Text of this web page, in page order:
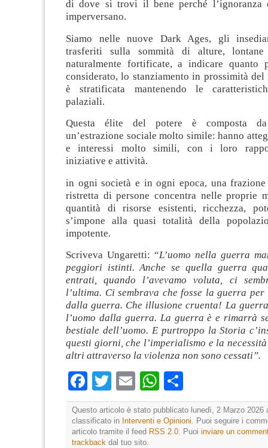
di dove si trovi il bene perché l’ignoranza
imperversano.
Siamo nelle nuove Dark Ages, gli
trasferiti sulla sommità di alture,
naturalmente fortificate, a indicare quanto
considerato, lo stanziamento in prossimità del
è stratificata mantenendo le
palaziali.
Questa élite del potere è composta
un’estrazione sociale molto simile: hanno
e interessi molto simili, con i loro
iniziative e attività.
in ogni società e in ogni epoca, una frazione
ristretta di persone concentra nelle proprie
quantità di risorse esistenti, ricchezza,
s’impone alla quasi totalità della
impotente.
Scriveva Ungaretti: “L’uomo nella guerra
peggiori istinti. Anche se quella guerra
entrati, quando l’avevamo voluta, ci
l’ultima. Ci sembrava che fosse la guerra per
dalla guerra. Che illusione cruenta! La
l’uomo dalla guerra. La guerra è e rimarrà
bestiale dell’uomo. E purtroppo la Storia
questi giorni, che l’imperialismo e la
altri attraverso la violenza non sono cessati”.
Facebook
TwitterEmailWhatsApp
Questo articolo è stato pubblicato lunedì, 2 Marzo 2026
classificato in Interventi e Opinioni. Puoi seguire i
articolo tramite il feed RSS 2.0. Puoi inviare un
trackback dal tuo sito.